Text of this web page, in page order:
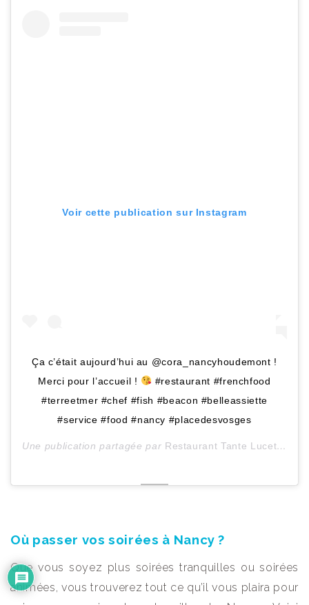
Voir cette publication sur Instagram
Ça c’était aujourd’hui au @cora_nancyhoudemont !
Merci pour l’accueil !
#restaurant #frenchfood
#terreetmer #chef #fish #beacon #belleassiette
#service #food #nancy #placedesvosges
Une publication partagée par Restaurant Tante Lucette
Où passer vos soirées à Nancy ?
Que vous soyez plus soirées tranquilles ou soirées
animées, vous trouverez tout ce qu’il vous plaira pour